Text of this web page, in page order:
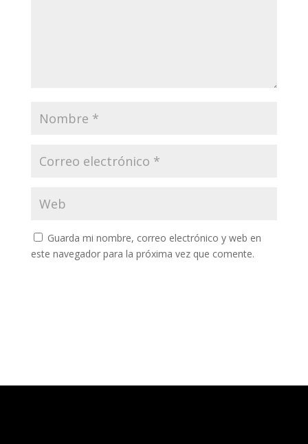
Guarda mi nombre, correo electrónico y web en
este navegador para la próxima vez que comente.